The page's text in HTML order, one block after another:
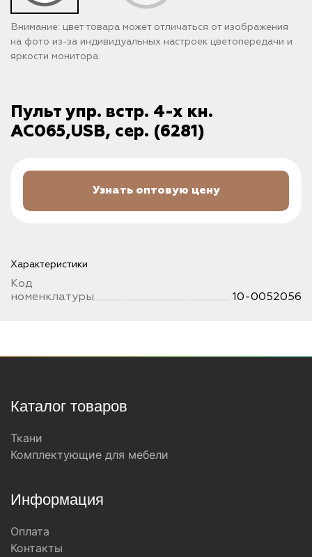
Внимание: цвет товара может отличаться от изображения
на фото из-за индивидуальных настроек цветопередачи и
яркости монитора.
Пульт упр. встр. 4-х кн.
AC065,USB, сер. (6281)
Узнать оптовую цену
Характеристики
Код
номенклатуры
10-0052056
Каталог товаров
Ткани
Комплектующие для мебели
Информация
Оплата
Контакты